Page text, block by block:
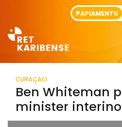
PAPIAMENTU
CURAÇAO
Ben Whiteman
minister